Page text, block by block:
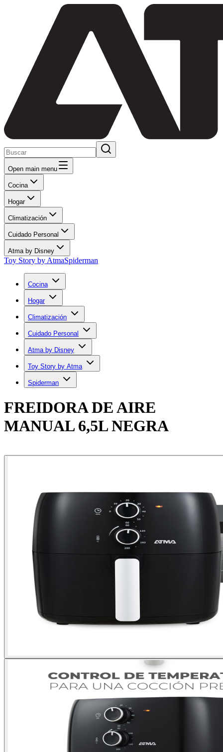
Open main menu
Cocina
Hogar
Climatización
Cuidado Personal
Atma by Disney
Toy Story by AtmaSpiderman
Cocina
Hogar
Climatización
Cuidado Personal
Atma by Disney
Toy Story by Atma
Spiderman
FREIDORA DE AIRE
MANUAL 6,5L NEGRA